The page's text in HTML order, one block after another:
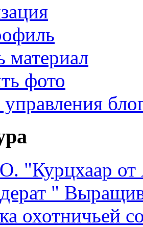
материал
фото
"Курцхаар
"
охотничьей